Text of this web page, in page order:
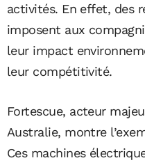
activités. En effet, des
imposent aux
leur impact
leur compétitivité.
Fortescue, acteur
Australie, montre
Ces machines